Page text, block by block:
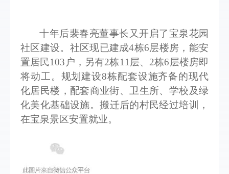
十年后裴春亮董事长又开启了宝泉花园
社区建设。社区现已建成4栋6层楼房，能安
置居民103户，另有2栋11层、2栋6层楼房即
将动工。规划建设8栋配套设施齐备的现代
化居民楼，配套商业街、卫生所、学校及绿
化美化基础设施。搬迁后的村民经过培训，
在宝泉景区安置就业。